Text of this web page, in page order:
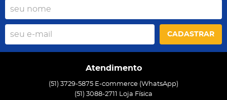
CADASTRAR
Atendimento
(51) 3729-5875 E-commerce (WhatsApp)
(51) 3088-2711 Loja Física